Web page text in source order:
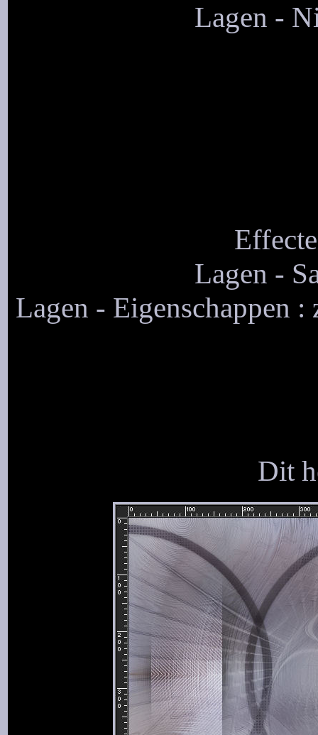
Lagen -
Lagen -
Lagen - Eigenschappen
Dit